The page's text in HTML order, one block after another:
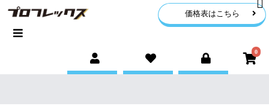
価格表はこちら
0